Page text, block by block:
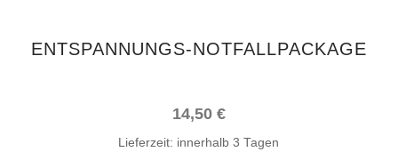
ENTSPANNUNGS-NOTFALLPACKAGE
14,50 €
Lieferzeit: innerhalb 3 Tagen